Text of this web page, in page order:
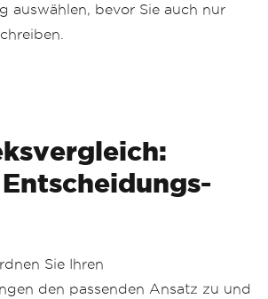
auswählen, bevor Sie auch nur
Sie Ihren
den passenden Ansatz zu und